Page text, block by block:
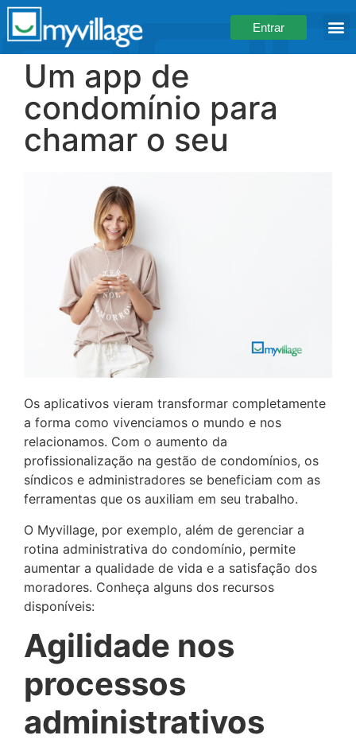
Entrar
Um app de
condomínio para
chamar o seu
Os aplicativos vieram transformar completamente
a forma como vivenciamos o mundo e nos
relacionamos. Com o aumento da
profissionalização na gestão de condomínios, os
síndicos e administradores se beneficiam com as
ferramentas que os auxiliam em seu trabalho.
O Myvillage, por exemplo, além de gerenciar a
rotina administrativa do condomínio, permite
aumentar a qualidade de vida e a satisfação dos
moradores. Conheça alguns dos recursos
disponíveis:
Agilidade nos
processos
administrativos